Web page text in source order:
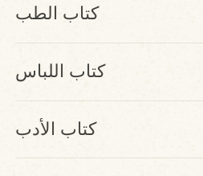
كتاب الطب
كتاب اللباس
كتاب الأدب